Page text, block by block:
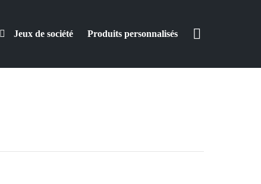
Jeux de société Produits personnalisés